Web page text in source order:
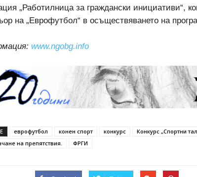
„Работилница за граждански инициативи“,
на „Еврофутбол“ в осъществяването на
www.ngobg.info
еврофутбол конен спорт конкурс Конкурс „Спортни
на препятствия.
ФРГИ